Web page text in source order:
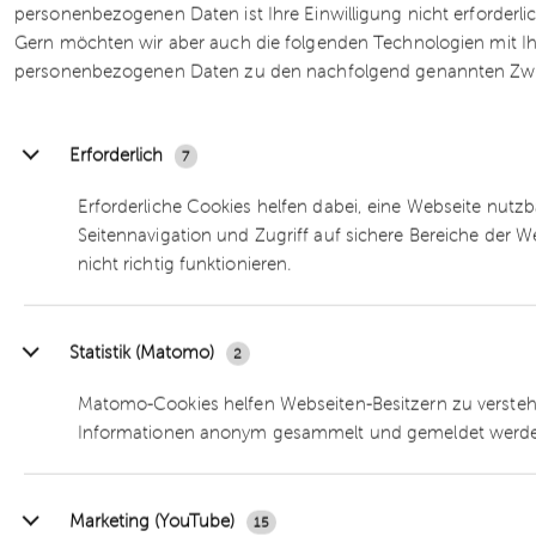
personenbezogenen Daten ist Ihre Einwilligung nicht
Gern möchten wir aber auch die folgenden Technologien mit
personenbezogenen Daten zu den nachfolgend genannten
Erforderlich 7
Erforderliche Cookies helfen dabei, eine Webseite
Seitennavigation und Zugriff auf sichere Bereiche der
nicht richtig funktionieren.
Statistik (Matomo) 2
Matomo-Cookies helfen Webseiten-Besitzern zu
Informationen anonym gesammelt und gemeldet
Marketing (YouTube) 15
Entgelt bzw. ein Aufpreis für die
zu beurteilende Leistungen vor.
von bisher steuerfreien
müssen jetzt tätig werden. Denn nun
dazu führen, dass die gesamte Leistung dem
lediglich eine Übergangsfrist bis zum
Verträge an die Anforderungen des BMF
dass der Entwurf des
Ortsbestimmungen für
werden, vorsieht.
dass die korrekte umsatzsteuerliche Erfassung